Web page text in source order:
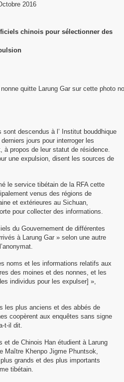
2016
chinois pour sélectionner des
quitte Larung Gar sur cette photo
sont descendus à l’ Institut bouddhique
jours pour interroger les
à propos de leur statut de résidence.
une expulsion, disent les sources de
le service tibétain de la RFA cette
venus des régions de
et extérieures au Sichuan,
pour collecter des informations.
du Gouvernement de différentes
à Larung Gar » selon une autre
noms et les informations relatifs aux
des moines et des nonnes, et les
individus pour les expulser] »,
les plus anciens et des abbés de
coopèrent aux enquêtes sans signe
t-il dit.
et de Chinois Han étudient à Larung
Maître Khenpo Jigme Phuntsok,
grands et des plus importants
tibétain.